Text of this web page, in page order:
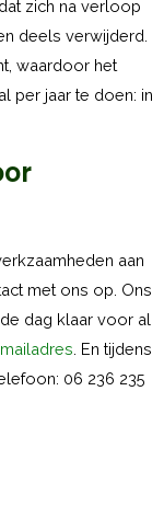
zich na verloop
deels verwijderd.
waardoor het
per jaar te doen: in
aan
met ons op. Ons
dag klaar voor al
. En tijdens
06 236 235